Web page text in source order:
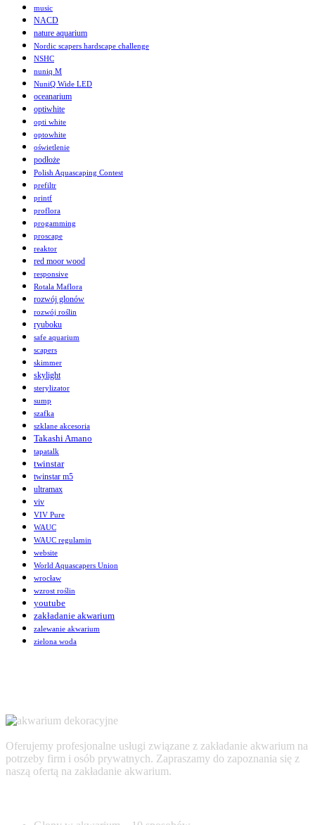
music
NACD
nature aquarium
Nordic scapers hardscape challenge
NSHC
nuniq M
NuniQ Wide LED
oceanarium
optiwhite
opti white
optowhite
oświetlenie
podłoże
Polish Aquascaping Contest
prefiltr
printf
proflora
progamming
proscape
reaktor
red moor wood
responsive
Rotala Maflora
rozwój glonów
rozwój roślin
ryuboku
safe aquarium
scapers
skimmer
skylight
sterylizator
sump
szafka
szklane akcesoria
Takashi Amano
tapatalk
twinstar
twinstar m5
ultramax
viv
VIV Pure
WAUC
WAUC regulamin
website
World Aquascapers Union
wrocław
wzrost roślin
youtube
zakładanie akwarium
zalewanie akwarium
zielona woda
Oferujemy profesjonalne usługi związane z zakładanie akwarium na
potrzeby firm i osób prywatnych. Zapraszamy do zapoznania się z
naszą ofertą na zakładanie akwarium.